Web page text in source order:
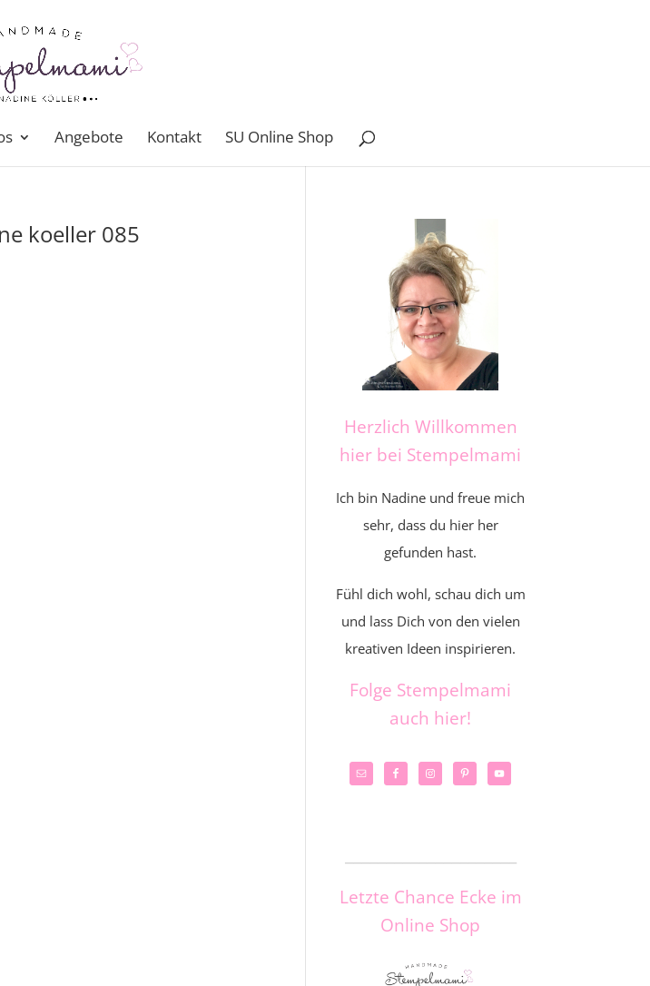
Angebote Kontakt SU Online Shop
koeller 085
Herzlich Willkommen
hier bei Stempelmami
Ich bin Nadine und freue mich
sehr, dass du hier her
gefunden hast.
Fühl dich wohl, schau dich um
und lass Dich von den vielen
kreativen Ideen inspirieren.
Folge Stempelmami
auch hier!
Letzte Chance Ecke im
Online Shop